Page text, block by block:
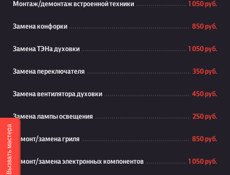
Монтаж/демонтаж встроенной техники 1 050 руб.
Замена конфорки 850 руб.
Замена ТЭНа духовки 1 050 руб.
Замена переключателя 350 руб.
Замена вентилятора духовки 450 руб.
Замена лампы освещения 250 руб.
Ремонт/замена гриля 850 руб.
Ремонт/замена электронных компонентов 1 050 руб.
Вызвать мастера